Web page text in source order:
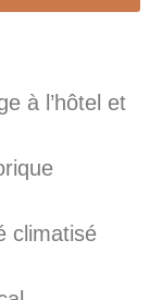
à l’hôtel et
climatisé